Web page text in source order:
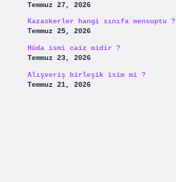
Temmuz 27, 2026
Kazaskerler hangi sınıfa mensuptu ?
Temmuz 25, 2026
Hüda ismi caiz midir ?
Temmuz 23, 2026
Alışveriş birleşik isim mi ?
Temmuz 21, 2026